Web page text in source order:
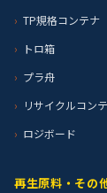
TP規格コンテナ
トロ箱
プラ舟
リサイクルコン
ロジボード
再生原料・その